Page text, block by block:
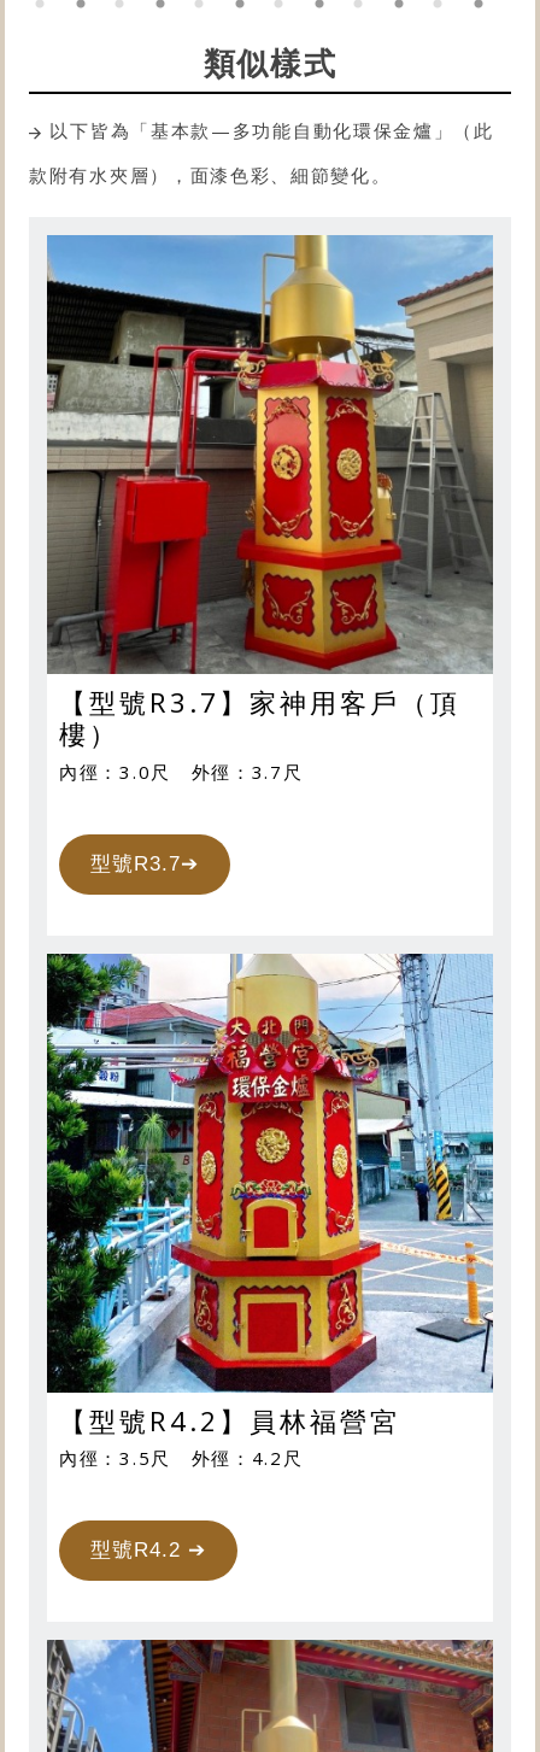
類似樣式
以下皆為「基本款—多功能自動化環保金爐 」（此
款附有水夾層），面漆色彩、細節變化。
【型號R3.7】家神用客戶（頂
樓）
內徑：3.0尺 外徑：3.7尺
型號R3.7➔
【型號R4.2】員林福營宮
內徑：3.5尺 外徑：4.2尺
型號R4.2 ➔